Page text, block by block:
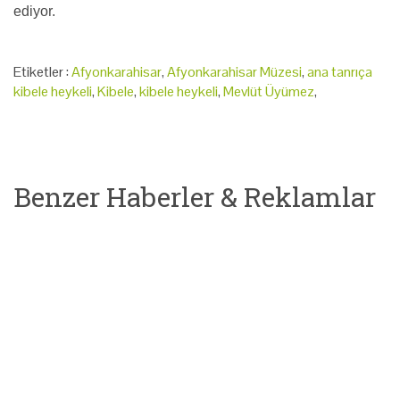
ediyor.
Etiketler :Afyonkarahisar,Afyonkarahisar Müzesi,ana tanrıça
kibele heykeli,Kibele,kibele heykeli,Mevlüt Üyümez,
Benzer Haberler & Reklamlar